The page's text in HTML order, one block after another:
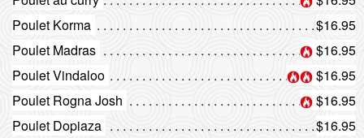
Poulet Korma
$16.95
Poulet Madras
$16.95
Poulet Vindaloo
$16.95
Poulet Rogna Josh
$16.95
Poulet Dopiaza
$16.95